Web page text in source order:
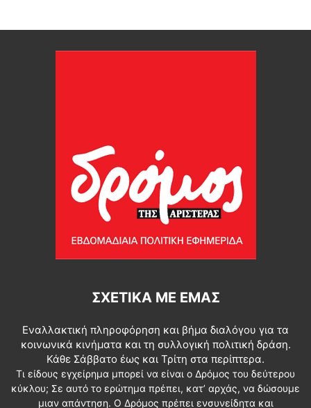
ΣΧΕΤΙΚΆ ΜΕ ΕΜΆΣ
Εναλλακτική πληροφόρηση και βήμα διαλόγου για τα
κοινωνικά κινήματα και τη συλλογική πολιτική δράση.
Κάθε Σάββατο έως και Τρίτη στα περίπτερα.
Τι είδους εγχείρημα μπορεί να είναι ο Δρόμος του δεύτερου
κύκλου; Σε αυτό το ερώτημα πρέπει, κατ’ αρχάς, να δώσουμε
μιαν απάντηση. Ο Δρόμος πρέπει ενσυνείδητα και